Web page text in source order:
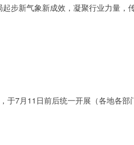
步新气象新成效，凝聚行业力量，
于7月11日前后统一开展（各地各部